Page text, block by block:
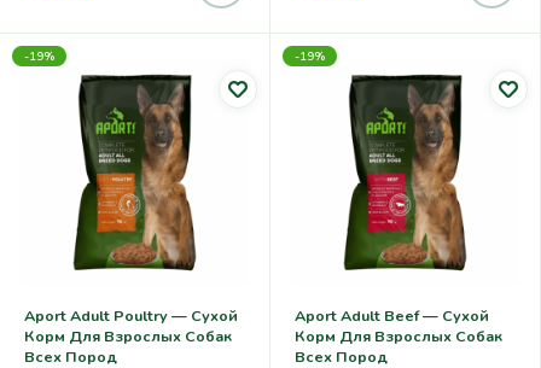
-19%
Aport Adult Poultry — Сухой
Корм Для Взрослых Собак
Всех Пород
-19%
Aport Adult Beef — Сухой
Корм Для Взрослых Собак
Всех Пород